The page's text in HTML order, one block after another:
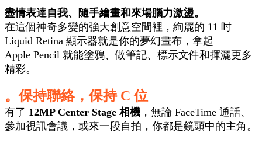
盡情表達自我、隨手繪畫和來場腦力激盪。
在這個神奇多變的強大創意空間裡，絢麗的 11 吋
Liquid Retina 顯⽰器就是你的夢幻畫布， 拿起
Apple Pencil 就能塗鴉、做筆記、標示文件和揮灑更多
精彩。
。保持聯絡，保持 C 位
有了 12MP Center Stage 相機 ，無論 FaceTime 通話、
參加視訊會議，或來一段自拍，你都是鏡頭中的主角。